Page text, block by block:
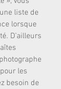
liste de
lorsque
D’ailleurs
les
besoin de